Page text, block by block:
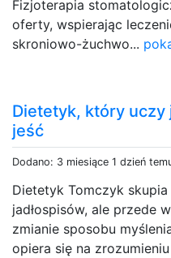
Fizjoterapia
oferty, wspierając
skroniowo-żuchwo...
Dietetyk, który uczy
jeść
Dodano: 3 miesiące 1 dzień
Dietetyk Tomczyk
jadłospisów, ale przede
zmianie sposobu
opiera się na